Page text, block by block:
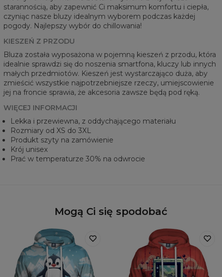
starannością, aby zapewnić Ci maksimum komfortu i ciepła,
czyniąc nasze bluzy idealnym wyborem podczas każdej
pogody. Najlepszy wybór do chillowania!
KIESZEŃ Z PRZODU
Bluza została wyposażona w pojemną kieszeń z przodu, która
idealnie sprawdzi się do noszenia smartfona, kluczy lub innych
małych przedmiotów. Kieszeń jest wystarczająco duża, aby
zmieścić wszystkie najpotrzebniejsze rzeczy, umiejscowienie
jej na froncie sprawia, że akcesoria zawsze będą pod ręką.
WIĘCEJ INFORMACJI
Lekka i przewiewna, z oddychającego materiału
Rozmiary od XS do 3XL
Produkt szyty na zamówienie
Krój unisex
Prać w temperaturze 30% na odwrocie
Mogą Ci się spodobać